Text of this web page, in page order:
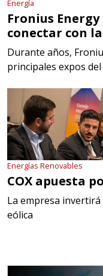
Energía
Fronius
conectar con
Durante años,
principales expos
Energías Renovables
COX apuesta
La empresa
eólica